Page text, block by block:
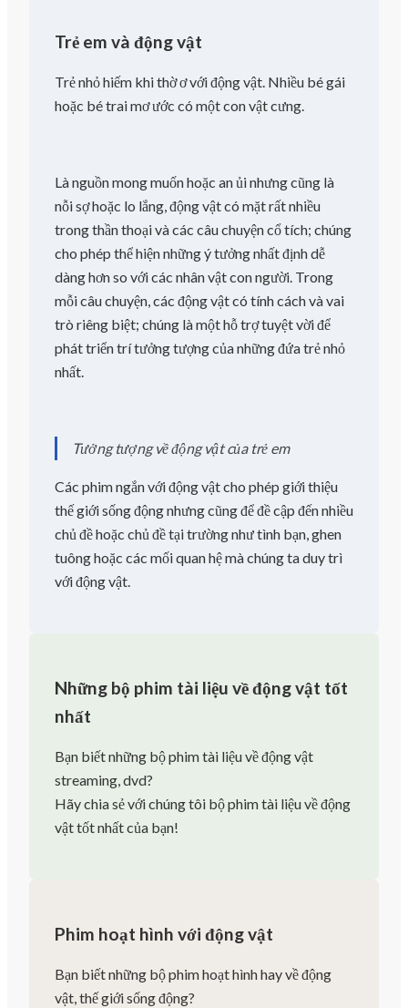
Trẻ em và động vật
Trẻ nhỏ hiếm khi thờ ơ với động vật. Nhiều bé gái
hoặc bé trai mơ ước có một con vật cưng.
Là nguồn mong muốn hoặc an ủi nhưng cũng là
nỗi sợ hoặc lo lắng, động vật có mặt rất nhiều
trong thần thoại và các câu chuyện cổ tích; chúng
cho phép thể hiện những ý tưởng nhất định dễ
dàng hơn so với các nhân vật con người. Trong
mỗi câu chuyện, các động vật có tính cách và vai
trò riêng biệt; chúng là một hỗ trợ tuyệt vời để
phát triển trí tưởng tượng của những đứa trẻ nhỏ
nhất.
Tưởng tượng về động vật của trẻ em
Các phim ngắn với động vật cho phép giới thiệu
thế giới sống động nhưng cũng để đề cập đến nhiều
chủ đề hoặc chủ đề tại trường như tình bạn, ghen
tuông hoặc các mối quan hệ mà chúng ta duy trì
với động vật.
Những bộ phim tài liệu về động vật tốt
nhất
Bạn biết những bộ phim tài liệu về động vật
streaming, dvd?
Hãy chia sẻ với chúng tôi bộ phim tài liệu về động
vật tốt nhất của bạn!
Phim hoạt hình với động vật
Bạn biết những bộ phim hoạt hình hay về động
vật, thế giới sống động?